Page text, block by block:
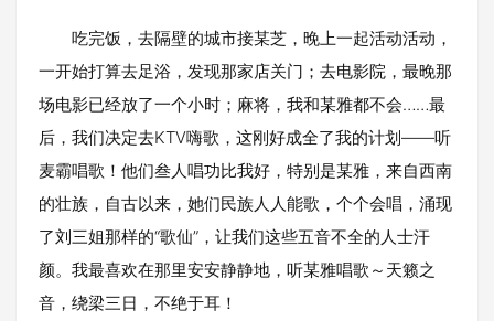
吃完饭，去隔壁的城市接某芝，晚上一起活动活动，
一开始打算去足浴，发现那家店关门；去电影院，最晚那
场电影已经放了一个小时；麻将，我和某雅都不会……最
后，我们决定去KTV嗨歌，这刚好成全了我的计划——听
麦霸唱歌！他们叁人唱功比我好，特别是某雅，来自西南
的壮族，自古以来，她们民族人人能歌，个个会唱，涌现
了刘三姐那样的“歌仙”，让我们这些五音不全的人士汗
颜。我最喜欢在那里安安静静地，听某雅唱歌～天籁之
音，绕梁三日，不绝于耳！